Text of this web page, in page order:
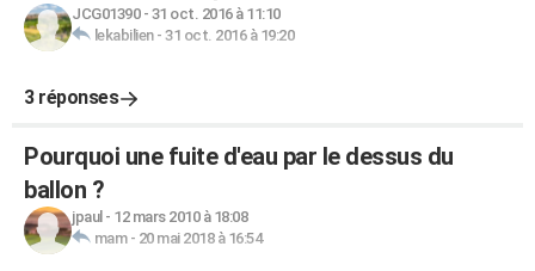
JCG01390- 31 oct. 2016 à 11:10
lekabilien- 31 oct. 2016 à 19:20
3 réponses
Pourquoi une fuite d'eau par le dessus du
ballon ?
jpaul - 12 mars 2010 à 18:08
mam- 20 mai 2018 à 16:54